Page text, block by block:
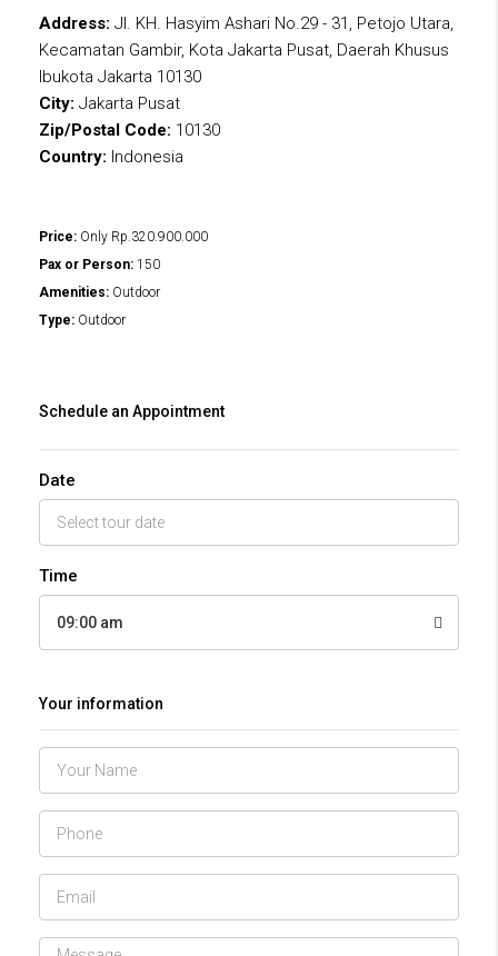
Address: Jl. KH. Hasyim Ashari No.29 - 31, Petojo Utara,
Kecamatan Gambir, Kota Jakarta Pusat, Daerah Khusus
Ibukota Jakarta 10130
City: Jakarta Pusat
Zip/Postal Code: 10130
Country: Indonesia
Price: Only Rp.320.900.000
Pax or Person: 150
Amenities: Outdoor
Type: Outdoor
Schedule an Appointment
Date
Time
09:00 am
Your information